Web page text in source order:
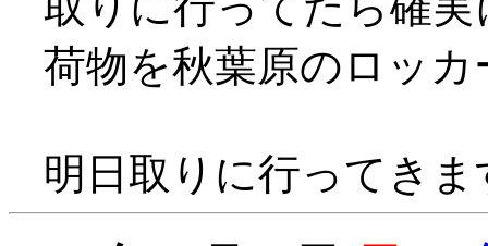
荷物を秋葉原のロッ
明日取りに行ってきま